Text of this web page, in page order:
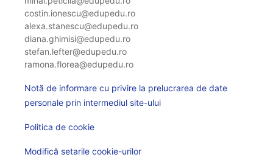
costin.ionescu@edupedu.ro
alexa.stanescu@edupedu.ro
diana.ghimisi@edupedu.ro
stefan.lefter@edupedu.ro
ramona.florea@edupedu.ro
Notă de informare cu privire la prelucrarea de date
personale prin intermediul site-ului
Politica de cookie
Modifică setarile cookie-urilor